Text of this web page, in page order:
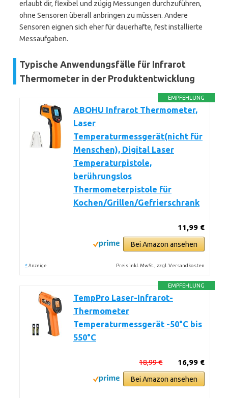
erlaubt dir, flexibel und zügig Messungen durchzuführen,
ohne Sensoren überall anbringen zu müssen. Andere
Sensoren eignen sich eher für dauerhafte, fest installierte
Messaufgaben.
Typische Anwendungsfälle für Infrarot
Thermometer in der Produktentwicklung
EMPFEHLUNG
ABOHU Infrarot Thermometer,
Laser
Temperaturmessgerät(nicht für
Menschen), Digital Laser
Temperaturpistole,
berührungslos
Thermometerpistole für
Kochen/Grillen/Gefrierschrank
11,99 €
Bei Amazon ansehen
* Anzeige Preis inkl. MwSt., zzgl. Versandkosten
EMPFEHLUNG
TempPro Laser-Infrarot-
Thermometer
Temperaturmessgerät -50°C bis
550°C
16,99 €
18,99 €
Bei Amazon ansehen